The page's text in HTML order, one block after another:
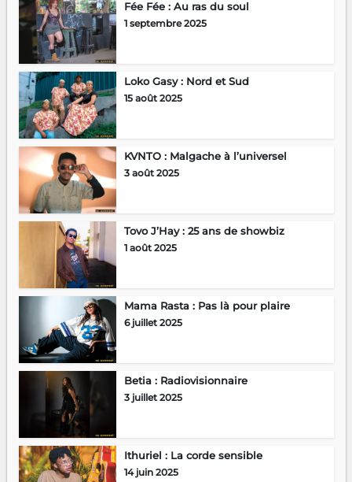
Fée Fée : Au ras du soul
1 septembre 2025
Loko Gasy : Nord et Sud
15 août 2025
KVNTO : Malgache à l’universel
3 août 2025
Tovo J’Hay : 25 ans de showbiz
1 août 2025
Mama Rasta : Pas là pour plaire
6 juillet 2025
Betia : Radiovisionnaire
3 juillet 2025
Ithuriel : La corde sensible
14 juin 2025